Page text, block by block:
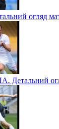
огляд